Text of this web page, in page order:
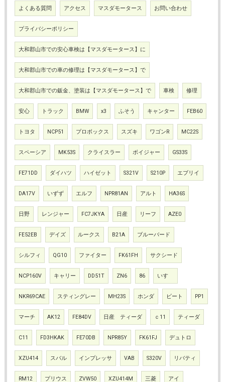
よくある質問 アクセス マスダモータース お問い合わせ
プライバシーポリシー
大和郡山市での安心車検は【マスダモータース】に
大和郡山市での車の修理は【マスダモータース】で
大和郡山市での鈑金、塗装は【マスダモータース】で 車検 修理
安心 トラック BMW x3 ふそう キャンター FEB60
トヨタ NCP51 プロボックス スズキ ワゴンR MC22S
スペーシア MK53S クライスラー ボイジャー GS33S
FE71DD ダイハツ ハイゼット S321V S210P エブリイ
DA17V いずず エルフ NPR81AN アルト HA36S
日野 レンジャー FC7JKYA 日産 リーフ AZE0
FE52EB デイズ ルークス B21A ブルーバード
シルフィ QG10 ファイター FK61FH サクシード
NCP160V キャリー DD51T ZN6 86 いすゞ
NKR69CAE スティングレー MH23S ホンダ ビート PP1
マーチ AK12 FE84DV 日産 ティーダ ｃ11 ティーダ
C11 FD3HKAK FE70DB NPR85Y FK61FJ デュトロ
XZU414 スバル インプレッサ VAB S320V リバティ
RM12 プリウス ZVW50 XZU414M 三菱 アイ